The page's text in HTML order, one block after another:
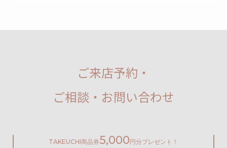
ご来店予約・
ご相談・お問い合わせ
TAKEUCHI商品券5,000 円分プレゼント！